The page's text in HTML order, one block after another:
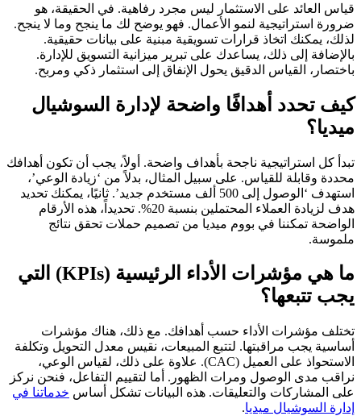
قياس العائد على الاستثمار ليس مجرد رفاهية. في الحقيقة، هو
ضرورة استراتيجية لنمو الأعمال. فهو يوضح لك ما ينجح وما لا ينجح.
لذلك، يمكنك اتخاذ قرارات تسويقية مبنية على بيانات حقيقية.
بالإضافة إلى ذلك، يساعدك على تبرير ميزانية التسويق للإدارة.
باختصار، القياس الدقيق يحول الإنفاق إلى استثمار ذكي ومربح.
كيف تحدد أهدافًا واضحة لإدارة السوشيال
ميديا؟
تبدأ كل استراتيجية ناجحة بأهداف واضحة. أولاً، يجب أن تكون أهدافك
محددة وقابلة للقياس. على سبيل المثال، بدلاً من ‘زيادة الوعي’،
استهدف ‘الوصول إلى 500 ألف مستخدم جديد’. ثانيًا، يمكنك تحديد
هدف لزيادة العملاء المحتملين بنسبة 20%. تحديداً، هذه الأرقام
الواضحة تمكننا في بووم ميديا من تصميم حملات تحقق نتائج
ملموسة.
ما هي مؤشرات الأداء الرئيسية (KPIs) التي
يجب تتبعها؟
تختلف مؤشرات الأداء حسب أهدافك. مع ذلك، هناك مؤشرات
أساسية يجب مراقبتها. لتتبع المبيعات، نقيس معدل التحويل وتكلفة
الاستحواذ على العميل (CAC). علاوة على ذلك، لقياس الوعي،
نراقب مدى الوصول ومرات الظهور. أما لتقييم التفاعل، فنحن نركز
على المشاركات والتعليقات. هذه البيانات تشكل أساس خدماتنا في
إدارة السوشيال ميديا.